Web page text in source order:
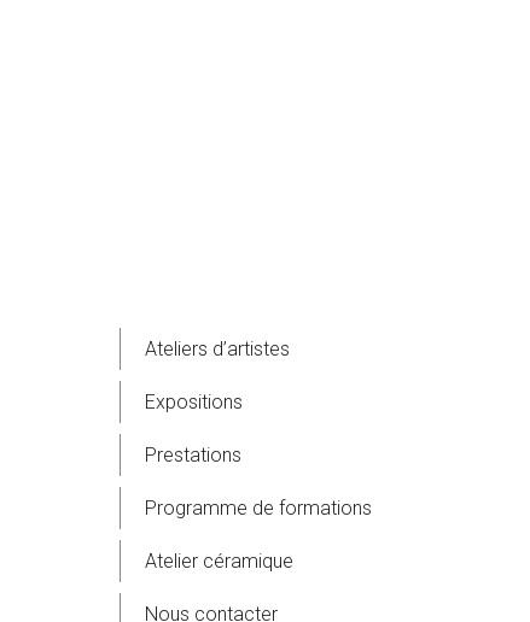
Ateliers d’artistes
Expositions
Prestations
Programme de formations
Atelier céramique
Nous contacter